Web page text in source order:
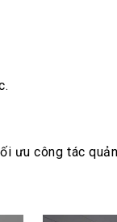
ưu công tác